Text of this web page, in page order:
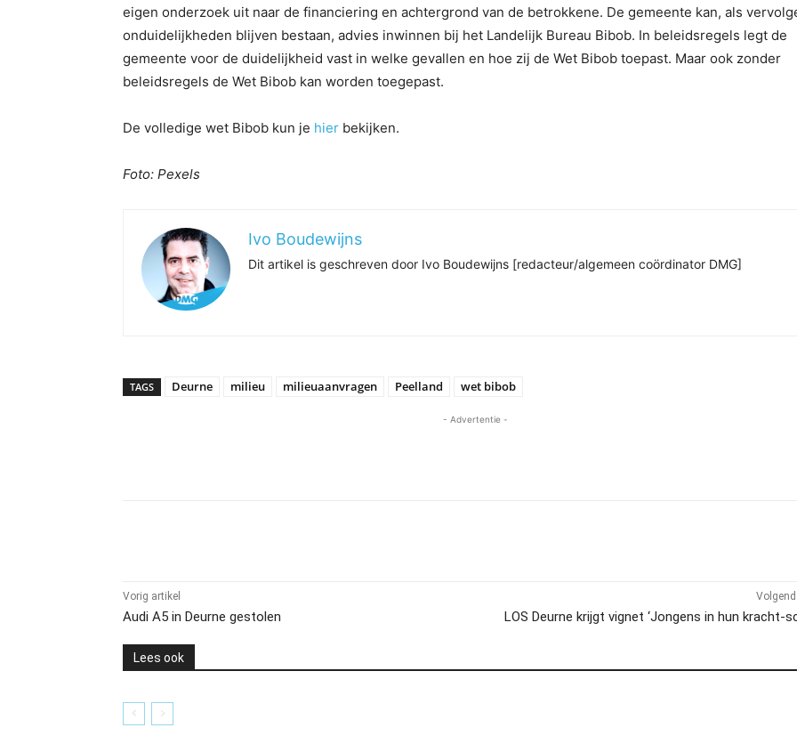
eigen onderzoek uit naar de financiering en achtergrond van de betrokkene. De gemeente kan, als
onduidelijkheden blijven bestaan, advies inwinnen bij het Landelijk Bureau Bibob. In beleidsregels legt de
gemeente voor de duidelijkheid vast in welke gevallen en hoe zij de Wet Bibob toepast. Maar ook zonder
beleidsregels de Wet Bibob kan worden toegepast.
De volledige wet Bibob kun je hier bekijken.
Foto: Pexels
Ivo Boudewijns
Dit artikel is geschreven door Ivo Boudewijns [redacteur/algemeen coördinator DMG]
TAGS Deurne milieu milieuaanvragen Peelland wet bibob
- Advertentie -
Vorig artikel
Audi A5 in Deurne gestolen LOS Deurne krijgt vignet ‘Jongens in hun kracht-
Lees ook